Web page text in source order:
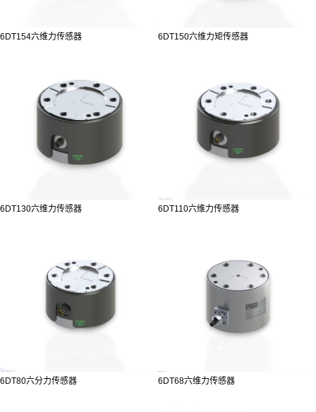
6DT154六维力传感器 6DT150六维力矩传感器
6DT130六维力传感器 6DT110六维力传感器
6DT80六分力传感器 6DT68六维力传感器